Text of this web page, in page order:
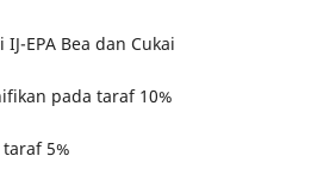
EPA Bea dan Cukai
pada taraf 10%
5%